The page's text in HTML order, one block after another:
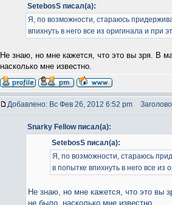
SetebosS писал(а):
Я, по возможности, стараюсь
впихнуть в него все из оригинала и при
Не знаю, но мне кажется, что это вы зря. В
насколько мне известно.
Добавлено: Вс Фев 26, 2012 6:52 pm
Snarky Fellow писал(а):
SetebosS писал(а):
Я, по возможности, стараюсь
в попытке впихнуть в него все
Не знаю, но мне кажется, что это вы
не было, насколько мне известно.